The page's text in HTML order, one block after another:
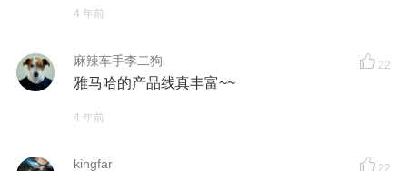
4 年前
麻辣车手李二狗 22
雅马哈的产品线真丰富~~
4 年前
kingfar 22